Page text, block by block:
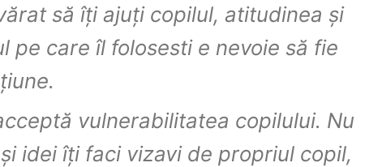
să îți ajuți copilul, atitudinea și
pe care îl folosesti e nevoie să fie
vulnerabilitatea copilului. Nu
idei îți faci vizavi de propriul copil,